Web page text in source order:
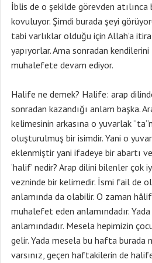
Halife ne demek? Halife: arap
sonradan kazandığı anlam başka.
kelimesinin arkasına o yuvarlak
oluşturulmuş bir isimdir. Yani o
eklenmiştir yani ifadeye bir abartı
‘halif’ nedir? Arap dilini bilenler çok
vezninde bir kelimedir. İsmi fail de
anlamında da olabilir. O zaman hâlif
muhalefet eden anlamındadır.
anlamındadır. Mesela hepimizin
gelir. Yada mesela bu hafta burada
varsınız, geçen haftakilerin de